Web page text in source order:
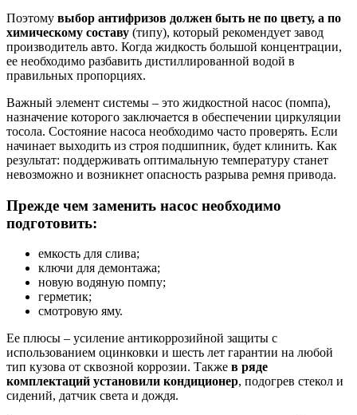
Поэтому выбор антифризов должен быть не по цвету, а по
химическому составу (типу), который рекомендует завод
производитель авто. Когда жидкость большой концентрации,
ее необходимо разбавить дистиллированной водой в
правильных пропорциях.
Важный элемент системы – это жидкостной насос (помпа),
назначение которого заключается в обеспечении циркуляции
тосола. Состояние насоса необходимо часто проверять. Если
начинает выходить из строя подшипник, будет клинить. Как
результат: поддерживать оптимальную температуру станет
невозможно и возникнет опасность разрыва ремня привода.
Прежде чем заменить насос необходимо
подготовить:
емкость для слива;
ключи для демонтажа;
новую водяную помпу;
герметик;
смотровую яму.
Ее плюсы – усиление антикоррозийной защиты с
использованием оцинковки и шесть лет гарантии на любой
тип кузова от сквозной коррозии. Также в ряде
комплектаций установили кондиционер, подогрев стекол и
сидений, датчик света и дождя.